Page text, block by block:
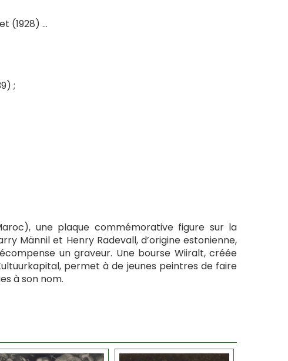
(1928) …
;
une plaque commémorative figure sur la
Männil et Henry Radevall, d’origine estonienne,
un graveur. Une bourse Wiiralt, créée
permet à de jeunes peintres de faire
à son nom.